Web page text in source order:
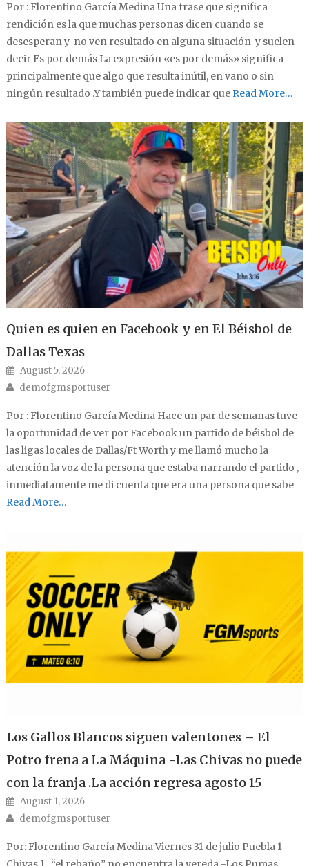
Por : Florentino García Medina Una frase que significa
rendición es la que muchas personas dicen cuando se
desesperan y no ven resultado en alguna situación y suelen
decir Es por demás La expresión «es por demás» significa
principalmente que algo que resulta inútil, en vano o sin
ningún resultado .Y también puede indicar queRead More…
Quien es quien en Facebook y en El Béisbol de
Dallas Texas
Posted on
August 5, 2026
Author
demofgmsportuser
Por : Florentino García Medina Hace un par de semanas tuve
la oportunidad de ver por Facebook un partido de béisbol de
las ligas locales de Dallas/Ft Worth y me llamó mucho la
atención la voz de la persona que estaba narrando el partido ,
inmediatamente me di cuenta que era una persona que sabe
Read More…
Los Gallos Blancos siguen valentones – El
Potro frena a La Máquina -Las Chivas no puede
con la franja .La acción regresa agosto 15
Posted on
August 1, 2026
Author
demofgmsportuser
Por: Florentino García Medina Viernes 31 de julio Puebla 1